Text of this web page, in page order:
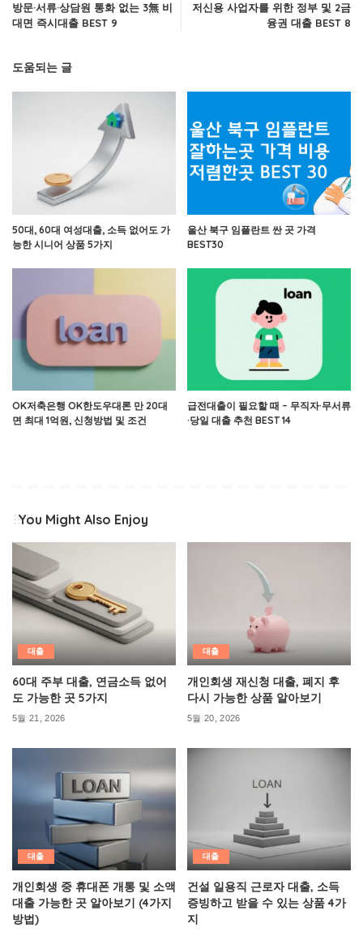
방문·서류·상담원 통화 없는 3無 비
대면 즉시대출 BEST 9
저신용 사업자를 위한 정부 및 2금
융권 대출 BEST 8
도움되는 글
50대, 60대 여성대출, 소득 없어도 가
능한 시니어 상품 5가지
울산 북구 임플란트 싼 곳 가격
BEST30
OK저축은행 OK한도우대론 만 20대
면 최대 1억원, 신청방법 및 조건
급전대출이 필요할 때 – 무직자·무서류
·당일 대출 추천 BEST 14
You Might Also Enjoy
대출
60대 주부 대출, 연금소득 없어
도 가능한 곳 5가지
5월 21, 2026
대출
개인회생 재신청 대출, 폐지 후
다시 가능한 상품 알아보기
5월 20, 2026
대출
개인회생 중 휴대폰 개통 및 소액
대출 가능한 곳 알아보기 (4가지
방법)
대출
건설 일용직 근로자 대출, 소득
증빙하고 받을 수 있는 상품 4가
지